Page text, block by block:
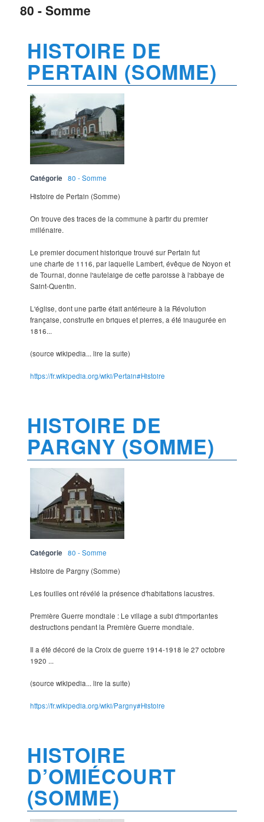
80 - Somme
HISTOIRE DE
PERTAIN (SOMME)
Catégorie
80 - Somme
Histoire de Pertain (Somme)
On trouve des traces de la commune à partir du premier
millénaire.
Le premier document historique trouvé sur Pertain fut
une charte de 1116, par laquelle Lambert, évêque de Noyon et
de Tournai, donne l'autelaige de cette paroisse à l'abbaye de
Saint-Quentin.
L'église, dont une partie était antérieure à la Révolution
française, construite en briques et pierres, a été inaugurée en
1816...
(source wikipedia... lire la suite)
https://fr.wikipedia.org/wiki/Pertain#Histoire
HISTOIRE DE
PARGNY (SOMME)
Catégorie
80 - Somme
Histoire de Pargny (Somme)
Les fouilles ont révélé la présence d'habitations lacustres.
Première Guerre mondiale : Le village a subi d'importantes
destructions pendant la Première Guerre mondiale.
Il a été décoré de la Croix de guerre 1914-1918 le 27 octobre
1920 ...
(source wikipedia... lire la suite)
https://fr.wikipedia.org/wiki/Pargny#Histoire
HISTOIRE
D’OMIÉCOURT
(SOMME)